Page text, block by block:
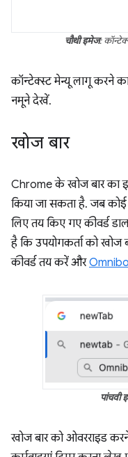
चौथी इमेज:
कॉन्टेक्स्ट मेन्यू लागू करने
नमूने देखें.
खोज बार
Chrome के खोज बार का
किया जा सकता है. जब
लिए तय किए गए कीवर्ड
है कि उपयोगकर्ता को खोज
कीवर्ड तय करें और
पांचवी
खोज बार को ओवरराइड